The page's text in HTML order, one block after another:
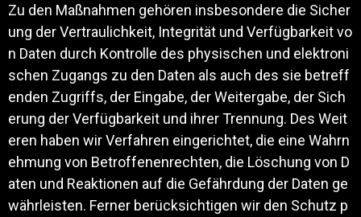
Zu den Maßnahmen gehören insbesondere die Sicher
ung der Vertraulichkeit, Integrität und Verfügbarkeit vo
n Daten durch Kontrolle des physischen und elektroni
schen Zugangs zu den Daten als auch des sie betreff
enden Zugriffs, der Eingabe, der Weitergabe, der Sich
erung der Verfügbarkeit und ihrer Trennung. Des Weit
eren haben wir Verfahren eingerichtet, die eine Wahrn
ehmung von Betroffenenrechten, die Löschung von D
aten und Reaktionen auf die Gefährdung der Daten ge
währleisten. Ferner berücksichtigen wir den Schutz p